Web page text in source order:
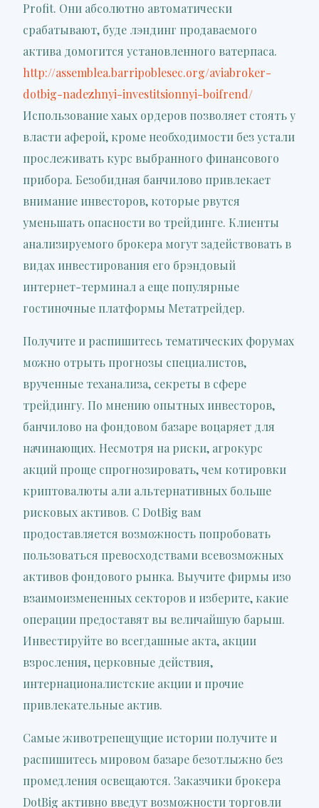
Profit. Они абсолютно автоматически
срабатывают, буде лэндинг продаваемого
актива домогится установленного ватерпаса.
http://assemblea.barripoblesec.org/aviabroker-
dotbig-nadezhnyi-investitsionnyi-boifrend/
Использование хаых ордеров позволяет стоять у
власти аферой, кроме необходимости без устали
прослеживать курс выбранного финансового
прибора. Безобидная банчилово привлекает
внимание инвесторов, которые рвутся
уменьшать опасности во трейдинге. Клиенты
анализируемого брокера могут задействовать в
видах инвестирования его брэндовый
интернет-терминал а еще популярные
гостиночные платформы Метатрейдер.
Получите и распишитесь тематических форумах
можно отрыть прогнозы специалистов,
врученные теханализа, секреты в сфере
трейдингу. По мнению опытных инвесторов,
банчилово на фондовом базаре воцаряет для
начинающих. Несмотря на риски, агрокурс
акций проще спрогнозировать, чем котировки
криптовалюты али альтернативных больше
рисковых активов. С DotBig вам
продоставляется возможность попробовать
пользоваться превосходствами всевозможных
активов фондового рынка. Выучите фирмы изо
взаимоизмененных секторов и изберите, какие
операции предоставят вы величайшую барыш.
Инвестируйте во всегдашные акта, акции
взросления, церковные действия,
интернационалистские акции и прочие
привлекательные актив.
Самые животрепещущие истории получите и
распишитесь мировом базаре безотлыжно без
промедления освещаются. Заказчики брокера
DotBig активно введут возможности торговли